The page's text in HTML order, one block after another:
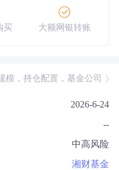
买 大额网银转账
模，持仓配置，基金公司
2026-6-24
--
中高风险
湘财基金